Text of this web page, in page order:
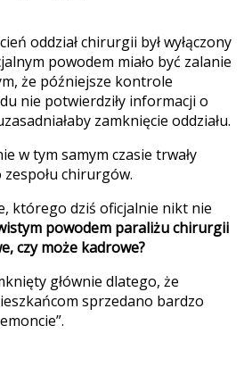
oddział chirurgii był wyłączony
powodem miało być zalanie
że późniejsze kontrole
nie potwierdziły informacji o
zamknięcie oddziału.
w tym samym czasie trwały
chirurgów.
którego dziś oficjalnie nikt nie
powodem paraliżu chirurgii
czy może kadrowe?
głównie dlatego, że
sprzedano bardzo